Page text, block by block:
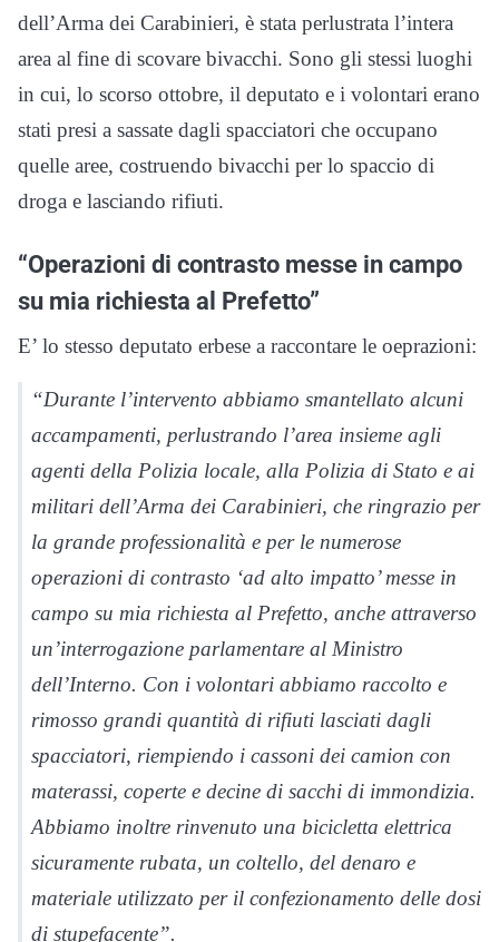
dell’Arma dei Carabinieri, è stata perlustrata l’intera
area al fine di scovare bivacchi. Sono gli stessi luoghi
in cui, lo scorso ottobre, il deputato e i volontari erano
stati presi a sassate dagli spacciatori che occupano
quelle aree, costruendo bivacchi per lo spaccio di
droga e lasciando rifiuti.
“Operazioni di contrasto messe in campo
su mia richiesta al Prefetto”
E’ lo stesso deputato erbese a raccontare le oeprazioni:
“Durante l’intervento abbiamo smantellato alcuni
accampamenti, perlustrando l’area insieme agli
agenti della Polizia locale, alla Polizia di Stato e ai
militari dell’Arma dei Carabinieri, che ringrazio per
la grande professionalità e per le numerose
operazioni di contrasto ‘ad alto impatto’ messe in
campo su mia richiesta al Prefetto, anche attraverso
un’interrogazione parlamentare al Ministro
dell’Interno. Con i volontari abbiamo raccolto e
rimosso grandi quantità di rifiuti lasciati dagli
spacciatori, riempiendo i cassoni dei camion con
materassi, coperte e decine di sacchi di immondizia.
Abbiamo inoltre rinvenuto una bicicletta elettrica
sicuramente rubata, un coltello, del denaro e
materiale utilizzato per il confezionamento delle dosi
di stupefacente”.